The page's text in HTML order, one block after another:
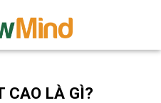
CAO LÀ GÌ?